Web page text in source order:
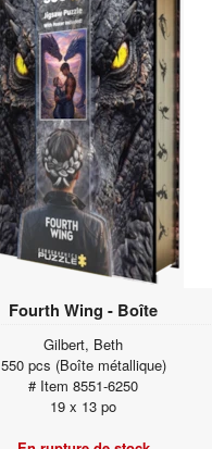
Fourth Wing - Boîte
Gilbert, Beth
550 pcs (Boîte métallique)
# Item 8551-6250
19 x 13 po